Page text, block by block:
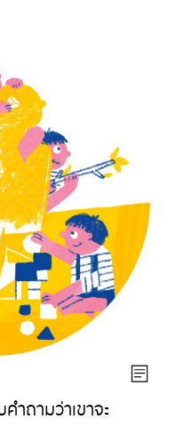
ำถามว่าเขาจะ